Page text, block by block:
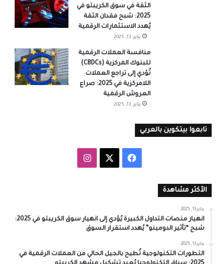
الثقة في سوق الكريبتو في
2025: شبح فقدان الثقة
يُهدد الاستثمارات الرقمية
يناير 13, 2025
منافسة العملات الرقمية
للبنوك المركزية (CBDCs)
تُؤدي إلى تراجع العملات
اللامركزية في 2025: صراع
العروش الرقمية
يناير 13, 2025
تابعوا بيتكوين بالعربي
فيسبوك انستقرام
الأكثر مشاهدة
يناير 13, 2025
انهيار منصات التداول الكبيرة يُؤدي إلى انهيار سوق الكريبتو في 2025:
شبح “تأثير الدومينو” يُهدد استقرار السوق
يناير 13, 2025
التطورات التكنولوجية تُطيح بالجيل الحالي من العملات الرقمية في